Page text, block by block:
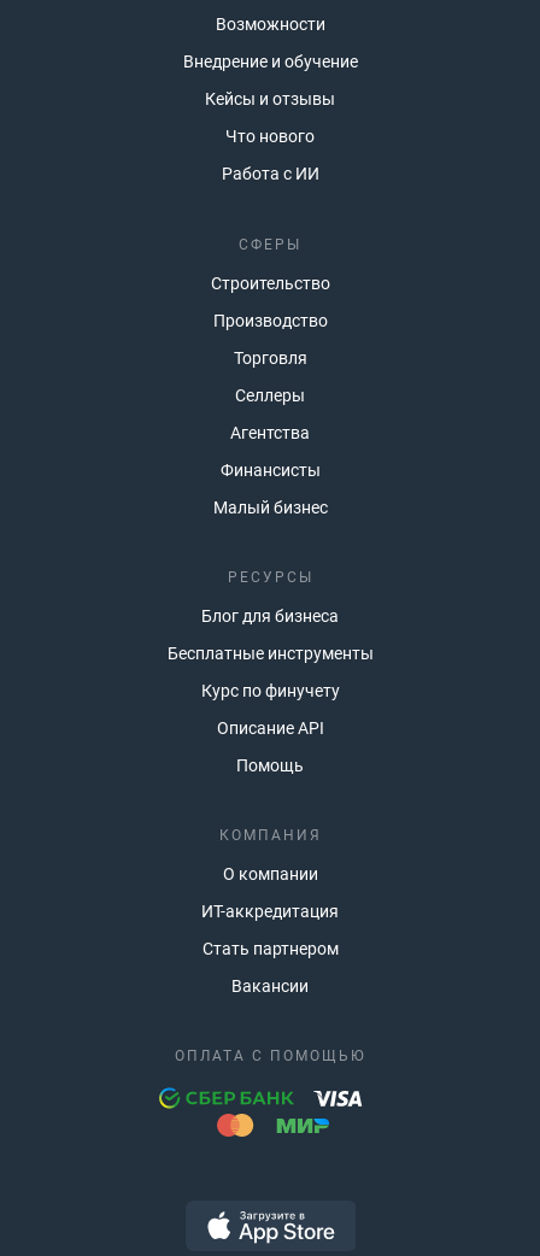
Возможности
Внедрение и обучение
Кейсы и отзывы
Что нового
Работа с ИИ
СФЕРЫ
Строительство
Производство
Торговля
Селлеры
Агентства
Финансисты
Малый бизнес
РЕСУРСЫ
Блог для бизнеса
Бесплатные инструменты
Курс по финучету
Описание API
Помощь
КОМПАНИЯ
О компании
ИТ-аккредитация
Стать партнером
Вакансии
ОПЛАТА С ПОМОЩЬЮ